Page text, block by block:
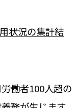
状況の集計結
働者100人超の